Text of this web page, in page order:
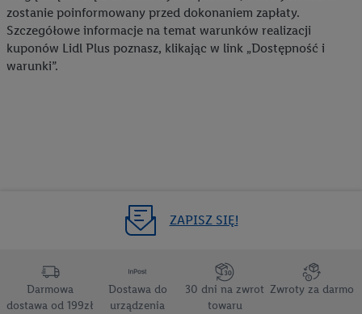
zostanie poinformowany przed dokonaniem zapłaty.
Szczegółowe informacje na temat warunków realizacji
kuponów Lidl Plus poznasz, klikając w link „Dostępność i
warunki”.
ZAPISZ SIĘ!
Darmowa
dostawa od 199zł
Dostawa do
urządzenia
30 dni na zwrot
towaru
Zwroty za darmo